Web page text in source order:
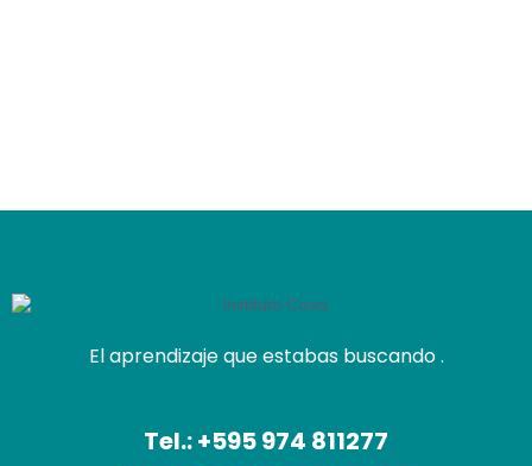
El aprendizaje que estabas buscando .
Tel.: +595 974 811277